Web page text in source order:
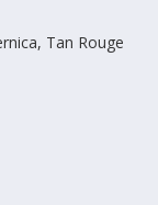
Tan Rouge